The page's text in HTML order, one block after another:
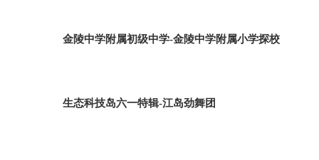
金陵中学附属初级中学-金陵中学附属小学探校
生态科技岛六一特辑-江岛劲舞团